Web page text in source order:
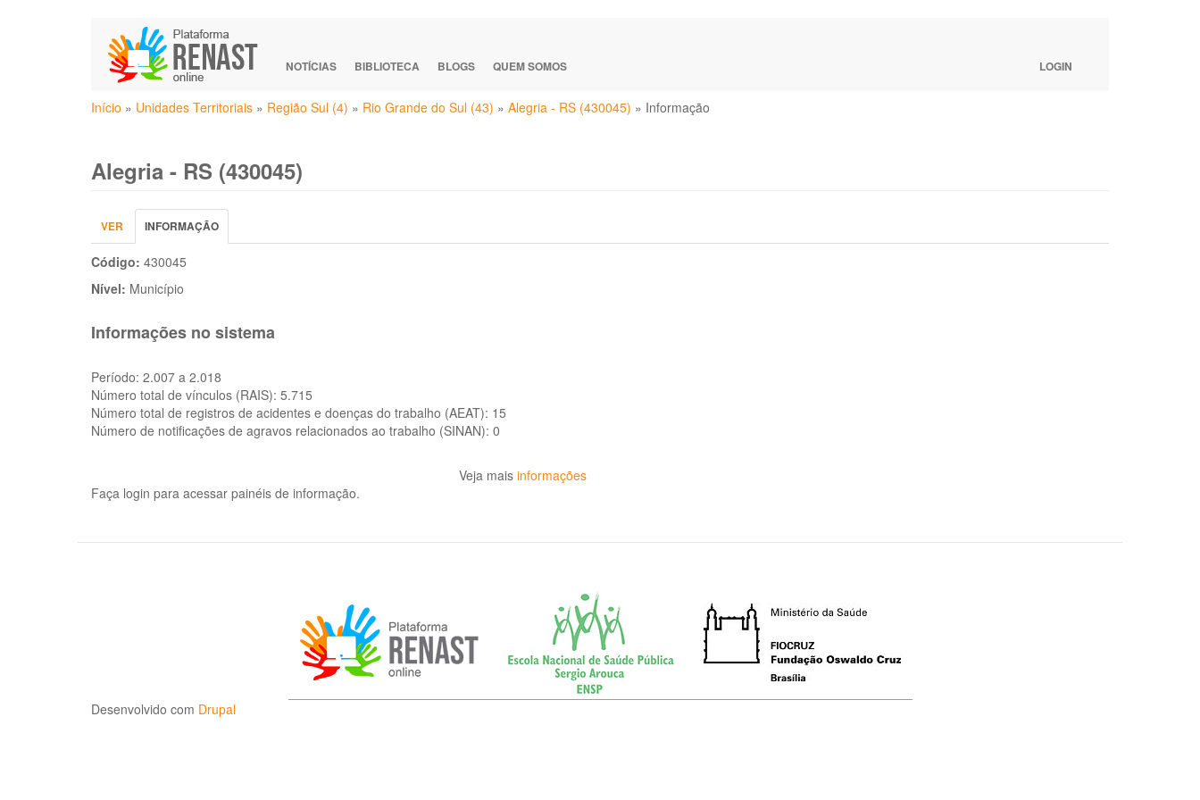
NOTÍCIAS BIBLIOTECA BLOGS QUEM SOMOS LOGIN
Você
Início » Unidades Territoriais » Região Sul (4) » Rio Grande do Sul (43) » Alegria - RS (430045) » Informação
Alegria - RS (430045)
Abas
primárias
VER INFORMAÇÃO
ATIVA)
Código: 430045
Nível: Município
Informações no sistema
Período: 2.007 a 2.018
Número total de vínculos (RAIS): 5.715
Número total de registros de acidentes e doenças do trabalho (AEAT): 15
Número de notificações de agravos relacionados ao trabalho (SINAN): 0
Veja mais informações
Faça login para acessar painéis de informação.
Desenvolvido com Drupal